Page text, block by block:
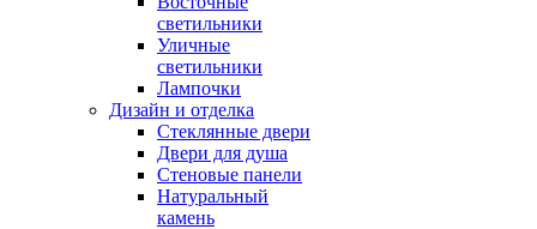
светильники
Уличные
светильники
Лампочки
Дизайн и отделка
Стеклянные двери
Двери для душа
Стеновые панели
Натуральный
камень